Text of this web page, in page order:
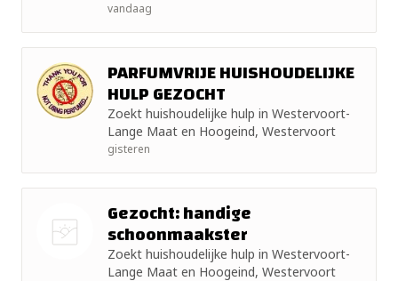
+ 15km
+ 25km
+ 50km
vandaag
PARFUMVRIJE HUISHOUDELIJKE
HULP GEZOCHT
Zoekt huishoudelijke hulp in Westervoort-
Lange Maat en Hoogeind, Westervoort
gisteren
Gezocht: handige
schoonmaakster
Zoekt huishoudelijke hulp in Westervoort-
Lange Maat en Hoogeind, Westervoort